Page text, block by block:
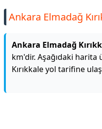
Ankara Elmadağ
Ankara Elmadağ
km'dir. Aşağıdaki
Kırıkkale yol tarifine